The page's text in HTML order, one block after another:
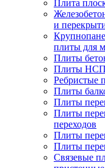
Плита
и
плиты для
Плиты
Плиты НСП
Ребристые
Плиты
Плиты
Плиты
переходов
Плиты
Плиты
Связевые